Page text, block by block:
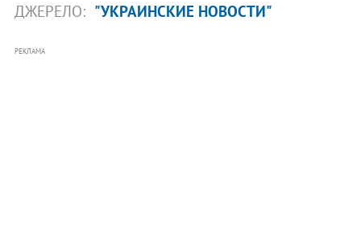
ДЖЕРЕЛО: "УКРАИНСКИЕ НОВОСТИ"
РЕКЛАМА